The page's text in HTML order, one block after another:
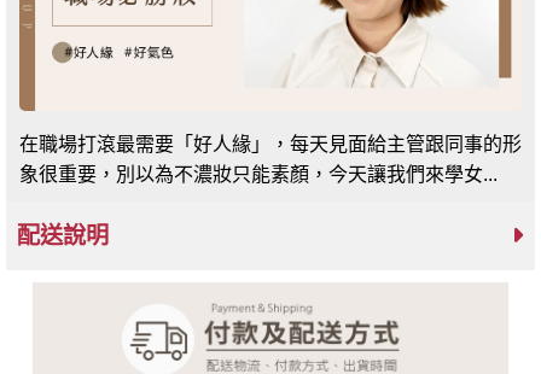
在職場打滾最需要「好人緣」，每天見面給主管跟同事的形
象很重要，別以為不濃妝只能素顏，今天讓我們來學女...
配送說明